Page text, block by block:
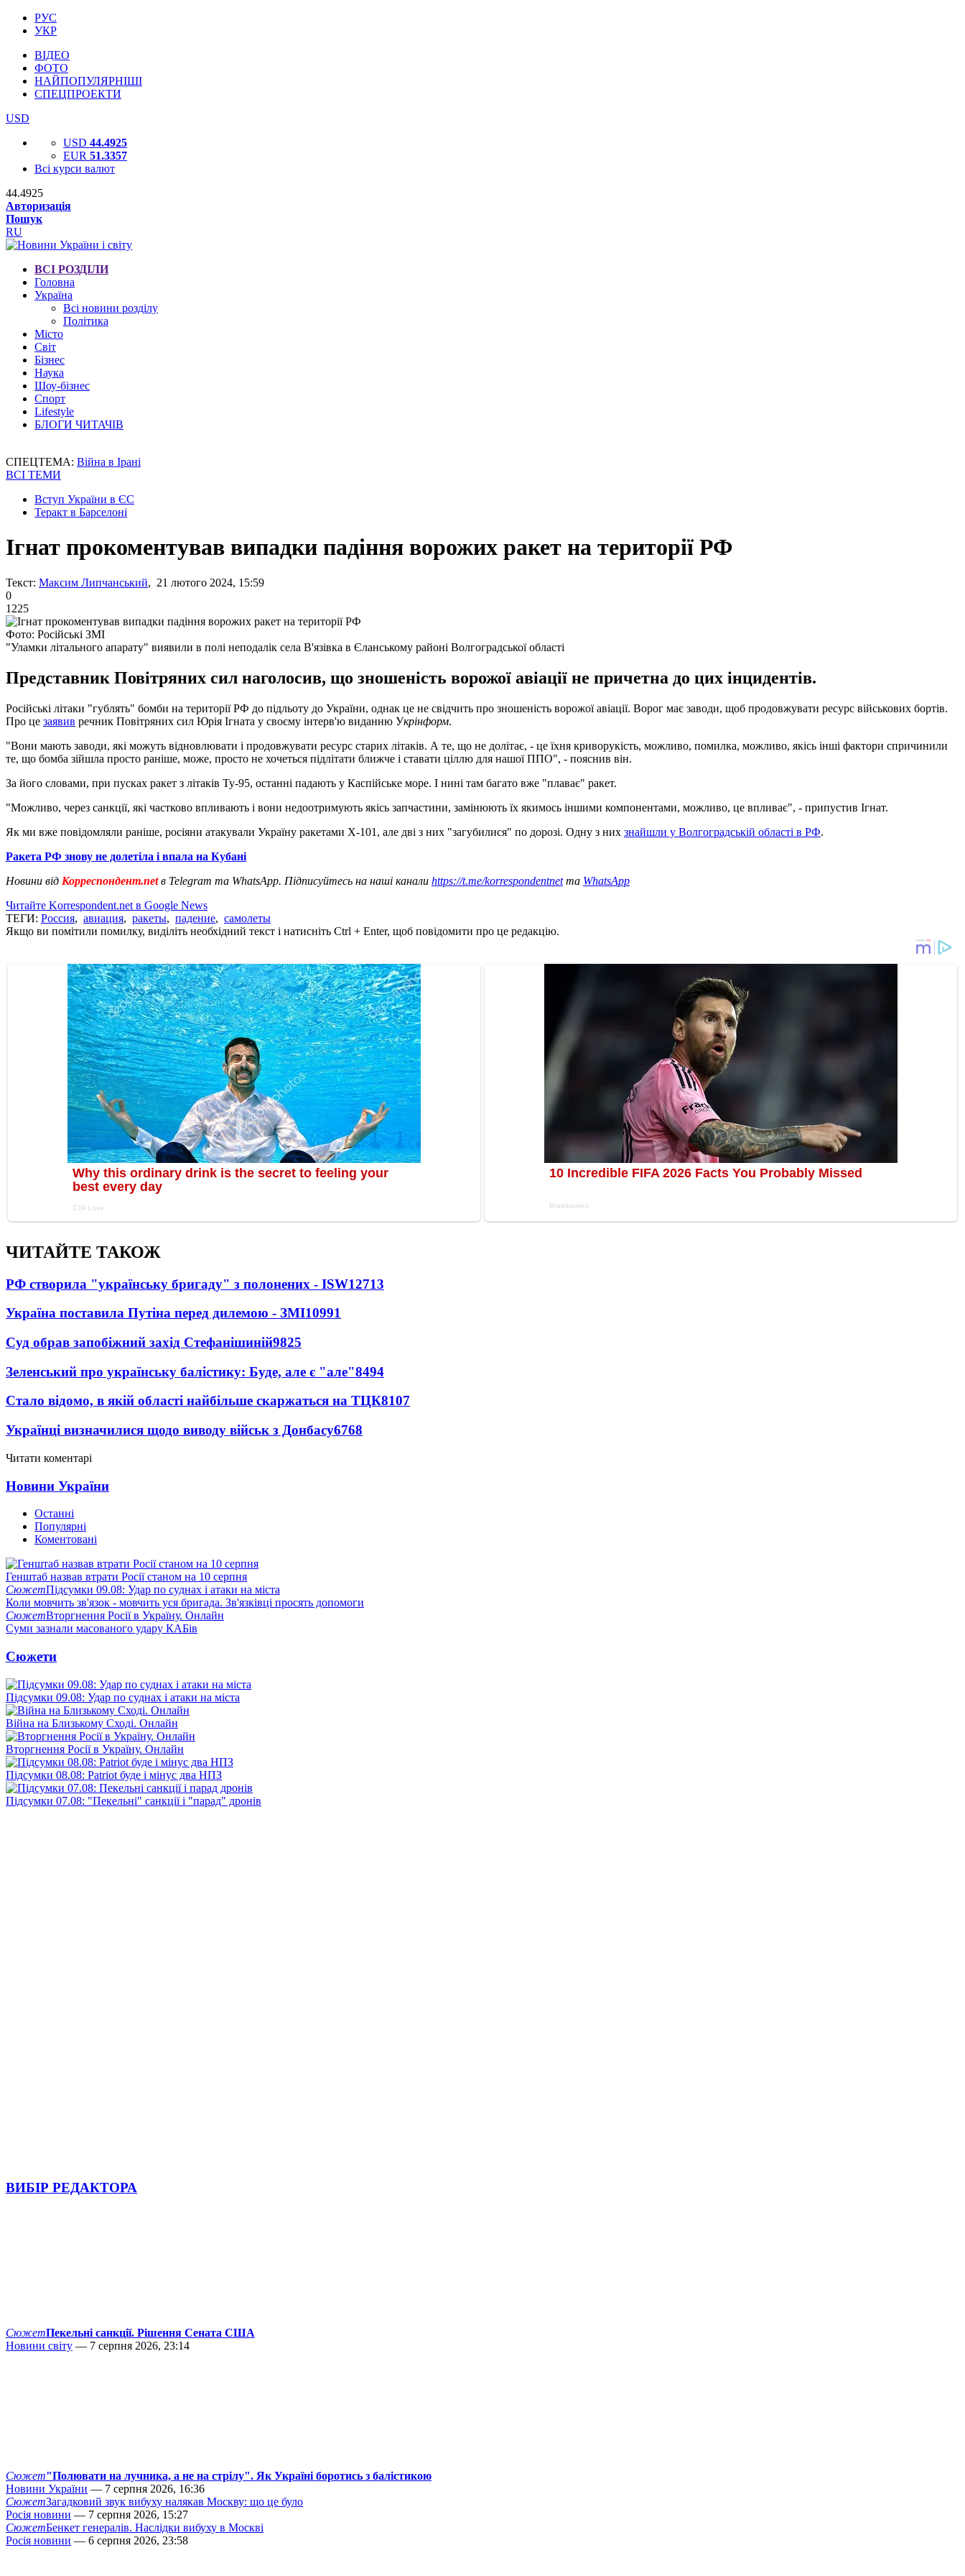
РУС
УКР
ВІДЕО
ФОТО
НАЙПОПУЛЯРНІШІ
СПЕЦПРОЕКТИ
USD
USD 44.4925
EUR 51.3357
Всі курси валют
44.4925
Авторизація
Пошук
RU
ВСІ РОЗДІЛИ
Головна
Україна
Всі новини розділу
Політика
Місто
Світ
Бізнес
Наука
Шоу-бізнес
Спорт
Lifestyle
БЛОГИ ЧИТАЧІВ
СПЕЦТЕМА: Війна в Ірані
ВСІ ТЕМИ
Вступ України в ЄС
Теракт в Барселоні
Ігнат прокоментував випадки падіння ворожих ракет на території РФ
Текст: Максим Липчанський, 21 лютого 2024, 15:59
0
1225
Фото: Російські ЗМІ
"Уламки літального апарату" виявили в полі неподалік села В'язівка в Єланському районі Волгоградської області
Представник Повітряних сил наголосив, що зношеність ворожої авіації не причетна до цих інцидентів.
Російські літаки "гублять" бомби на території РФ до підльоту до України, однак це не свідчить про зношеність ворожої авіації. Ворог має заводи, щоб продовжувати ресурс військових бортів.
Про це заявив речник Повітряних сил Юрія Ігната у своєму інтерв'ю виданню Укрінформ.
"Вони мають заводи, які можуть відновлювати і продовжувати ресурс старих літаків. А те, що не долітає, - це їхня криворукість, можливо, помилка, можливо, якісь інші фактори спричинили
те, що бомба зійшла просто раніше, може, просто не хочеться підлітати ближче і ставати ціллю для нашої ППО", - пояснив він.
За його словами, при пусках ракет з літаків Ту-95, останні падають у Каспійське море. І нині там багато вже "плаває" ракет.
"Можливо, через санкції, які частково впливають і вони недоотримують якісь запчастини, замінюють їх якимось іншими компонентами, можливо, це впливає", - припустив Ігнат.
Як ми вже повідомляли раніше, росіяни атакували Україну ракетами Х-101, але дві з них "загубилися" по дорозі. Одну з них знайшли у Волгоградській області в РФ.
Ракета РФ знову не долетіла і впала на Кубані
Новини від Корреспондент.netв Telegram та WhatsApp. Підписуйтесь на наші канали https://t.me/korrespondentnetта WhatsApp
Читайте Korrespondent.net в Google News
ТЕГИ: Россия, авиация, ракеты, падение, самолеты
Якщо ви помітили помилку, виділіть необхідний текст і натисніть Ctrl + Enter, щоб повідомити про це редакцію.
ЧИТАЙТЕ ТАКОЖ
РФ створила "українську бригаду" з полонених - ISW12713
Україна поставила Путіна перед дилемою - ЗМІ10991
Суд обрав запобіжний захід Стефанішиній9825
Зеленський про українську балістику: Буде, але є "але"8494
Стало відомо, в якій області найбільше скаржаться на ТЦК8107
Українці визначилися щодо виводу військ з Донбасу6768
Читати коментарі
Новини України
Останні
Популярні
Коментовані
Генштаб назвав втрати Росії станом на 10 серпня
СюжетПідсумки 09.08: Удар по суднах і атаки на міста
Коли мовчить зв'язок - мовчить уся бригада. Зв'язківці просять допомоги
СюжетВторгнення Росії в Україну. Онлайн
Суми зазнали масованого удару КАБів
Сюжети
Підсумки 09.08: Удар по суднах і атаки на міста
Війна на Близькому Сході. Онлайн
Вторгнення Росії в Україну. Онлайн
Підсумки 08.08: Patriot буде і мінус два НПЗ
Підсумки 07.08: "Пекельні" санкції і "парад" дронів
ВИБІР РЕДАКТОРА
СюжетПекельні санкції. Рішення Сената США
Новини світу — 7 серпня 2026, 23:14
Сюжет"Полювати на лучника, а не на стрілу". Як Україні боротись з балістикою
Новини України — 7 серпня 2026, 16:36
СюжетЗагадковий звук вибуху налякав Москву: що це було
Росія новини — 7 серпня 2026, 15:27
СюжетБенкет генералів. Наслідки вибуху в Москві
Росія новини — 6 серпня 2026, 23:58